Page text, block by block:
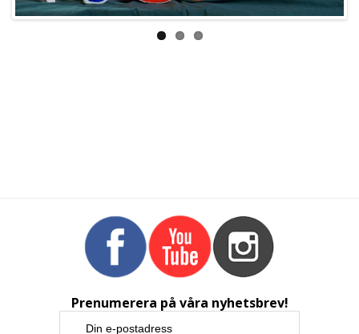
Prenumerera på våra nyhetsbrev!